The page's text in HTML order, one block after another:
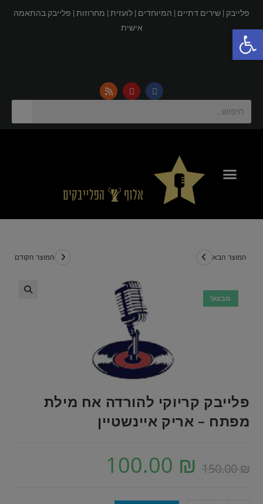
פתח סרגל נגישות
פלייבק | שירים דתיים | המיוחדים | לועזית | מחרוזות | פלייבק בהתאמה
אישית
מבצע!
המוצר הקודם המוצר הבא
פלייבק קריוקי להורדה אח מילת
מפתח – אריק איינשטיין
150.00 ₪
100.00 ₪